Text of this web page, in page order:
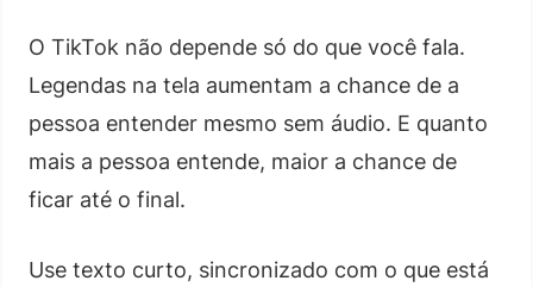
O TikTok não depende só do que você fala.
Legendas na tela aumentam a chance de a
pessoa entender mesmo sem áudio. E quanto
mais a pessoa entende, maior a chance de
ficar até o final.
Use texto curto, sincronizado com o que está